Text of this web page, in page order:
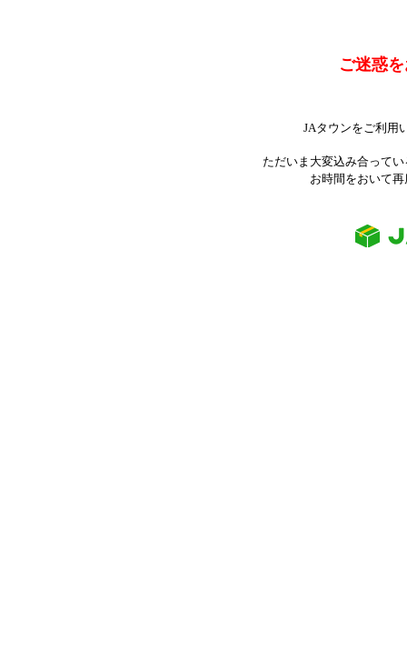
ご迷惑
JAタウンをご利用
ただいま大変込み合って
お時間をおいて